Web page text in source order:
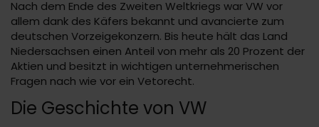
Nach dem Ende des Zweiten Weltkriegs war VW vor
allem dank des Käfers bekannt und avancierte zum
deutschen Vorzeigekonzern. Bis heute hält das Land
Niedersachsen einen Anteil von mehr als 20 Prozent der
Aktien und besitzt in wichtigen unternehmerischen
Fragen nach wie vor ein Vetorecht.
Die Geschichte von VW